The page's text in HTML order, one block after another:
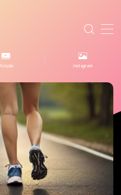
Yotube Instagram